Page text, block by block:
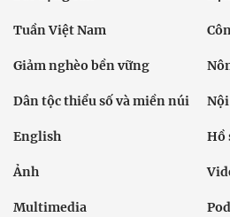
Tuần Việt Nam
Giảm nghèo bền vững
Dân tộc thiểu số và miền núi
English Hồ
Ảnh
Multimedia